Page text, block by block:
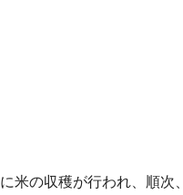
米の収穫が行われ、順次、